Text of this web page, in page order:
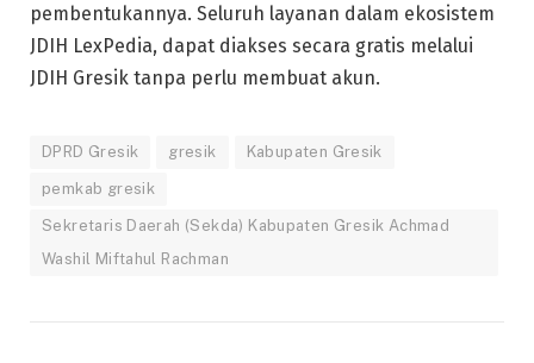
pembentukannya. Seluruh layanan dalam ekosistem
JDIH LexPedia, dapat diakses secara gratis melalui
JDIH Gresik tanpa perlu membuat akun.
DPRD Gresik gresik Kabupaten Gresik
pemkab gresik
Sekretaris Daerah (Sekda) Kabupaten Gresik Achmad
Washil Miftahul Rachman